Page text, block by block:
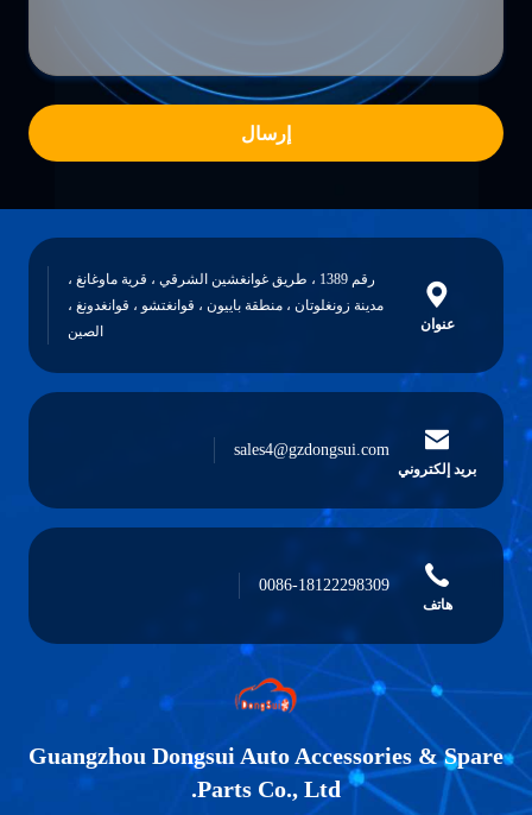
إرسال
عنوان
رقم 1389 ، طريق غوانغشين الشرقي ، قرية ماوغانغ ،
مدينة زونغلوتان ، منطقة باييون ، قوانغتشو ، قوانغدونغ ،
الصين
بريد إلكتروني
sales4@gzdongsui.com
هاتف
0086-18122298309
Guangzhou Dongsui Auto Accessories & Spare
Parts Co., Ltd.